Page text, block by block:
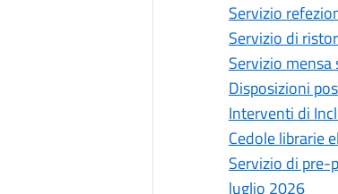
Servizio
Servizio di
Servizio
Disposizioni
Interventi di
Cedole librarie
Servizio di
luglio 2026